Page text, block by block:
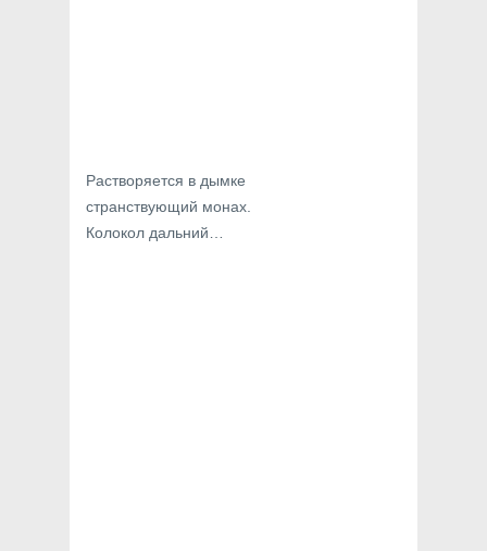
Растворяется в дымке
странствующий монах.
Колокол дальний…